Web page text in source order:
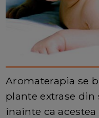
Aromaterapia se
plante extrase din
inainte ca